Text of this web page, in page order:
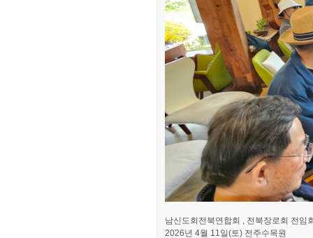
남신도회전북연합회 , 전북장로회 전임
2026년 4월 11일(토) 전주수목원